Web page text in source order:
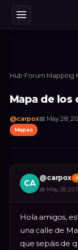
Hub›Forum›Mapping›
Mapa de los
@carpox📅 May 28,
Mapas
CA
@carpox
📅 May 28,
Hola amigos,
una calle de
que sepáis de